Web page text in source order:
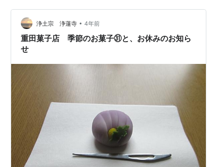
並、上、特上があります。 ちょっとお財布と相談しまし
て、「並」で頂きます。 穴子柔らかくて私にしたら特上
の美味しさです。 半分くらい頂き、仕上げに茶漬けで頂
くともう天にまで駆け上った…
浄土宗 浄蓮寺 • 4年前
重田菓子店 季節のお菓子㉛と、お休みのお知ら
せ